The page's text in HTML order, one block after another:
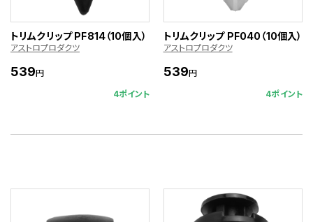
トリムクリップ PF814（10個入）
アストロプロダクツ
539円
4ポイント
トリムクリップ PF040（10個入）
アストロプロダクツ
539円
4ポイント